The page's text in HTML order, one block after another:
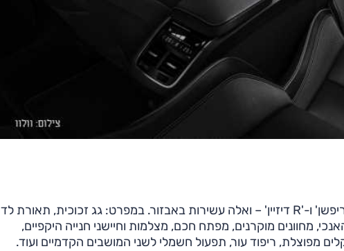
כל אחת מהגרסאות מוצעת בשתי רמות גימור – 'אינסקריפשן' ו-'R דיזיין' – ואלה עשירות באבזור. במפרט: גג זכוכית, תאורת לד
מחוונים מוקרנים, מפתח חכם, מצלמות וחיישני חנייה היקפיים,
מפוצלת, ריפוד עור, תפעול חשמלי לשני המושבים הקדמיים ועוד.